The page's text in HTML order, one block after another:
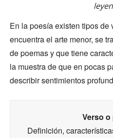
En la poesía existen tipos de
encuentra el arte menor, se
de poemas y que tiene
la muestra de que en pocas
describir sentimientos
Verso
Definición,